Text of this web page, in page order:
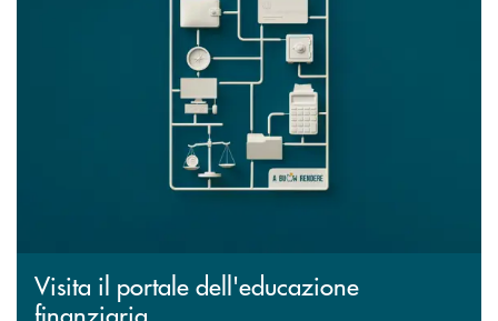
Visita il portale dell'educazione